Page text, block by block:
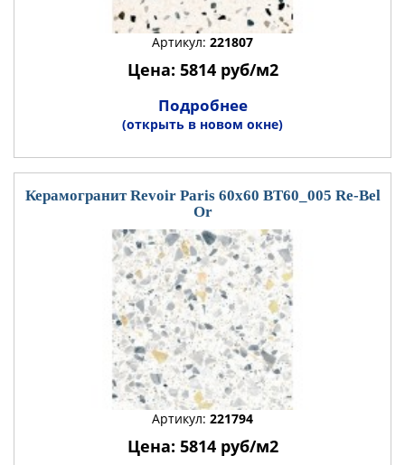
Артикул: 221807
Цена: 5814 руб/м2
Подробнее
(открыть в новом окне)
Керамогранит Revoir Paris 60x60 BT60_005 Re-Bel
Or
Артикул: 221794
Цена: 5814 руб/м2